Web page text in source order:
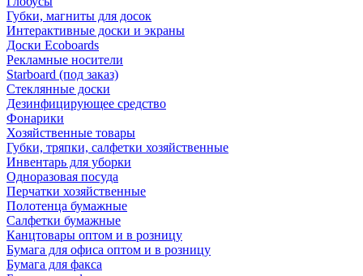
Губки, магниты для досок
Интерактивные доски и экраны
Доски Ecoboards
Рекламные носители
Starboard (под заказ)
Стеклянные доски
Дезинфицирующее средство
Фонарики
Хозяйственные товары
Губки, тряпки, салфетки хозяйственные
Инвентарь для уборки
Одноразовая посуда
Перчатки хозяйственные
Полотенца бумажные
Салфетки бумажные
Канцтовары оптом и в розницу
Бумага для офиса оптом и в розницу
Бумага для факса